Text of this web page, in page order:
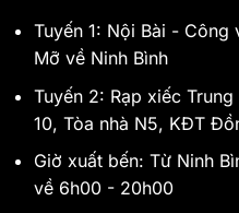
Tuyến 1: Nội Bài - Công
Mỡ về Ninh Bình
Tuyến 2: Rạp xiếc
10, Tòa nhà N5, KĐT
Giờ xuất bến: Từ Ninh
về 6h00 - 20h00